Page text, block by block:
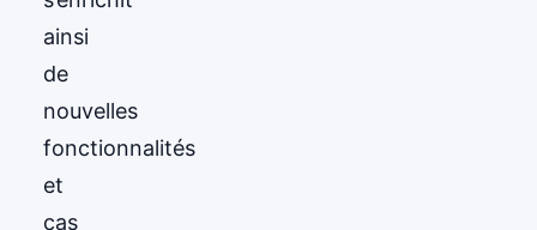
ainsi
de
nouvelles
fonctionnalités
et
cas